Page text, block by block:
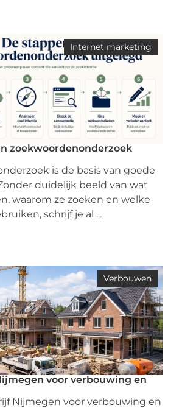
Internet marketing
zoekwoordenonderzoek
is de basis van goede
duidelijk beeld van wat
waarom ze zoeken en welke
schrijf je al ...
Verbouwen
voor verbouwing en
Nijmegen voor verbouwing en